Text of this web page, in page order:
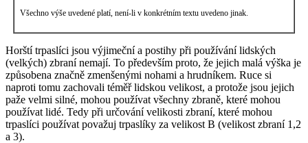
Všechno výše uvedené platí, není-li v konkrétním textu uvedeno jinak.
Horští trpaslíci jsou výjimeční a postihy při používání lidských
(velkých) zbraní nemají. To především proto, že jejich malá výška je
způsobena značně zmenšenými nohami a hrudníkem. Ruce si
naproti tomu zachovali téměř lidskou velikost, a protože jsou jejich
paže velmi silné, mohou používat všechny zbraně, které mohou
používat lidé. Tedy při určování velikosti zbraní, které mohou
trpaslíci používat považuj trpaslíky za velikost B (velikost zbraní 1,2
a 3).